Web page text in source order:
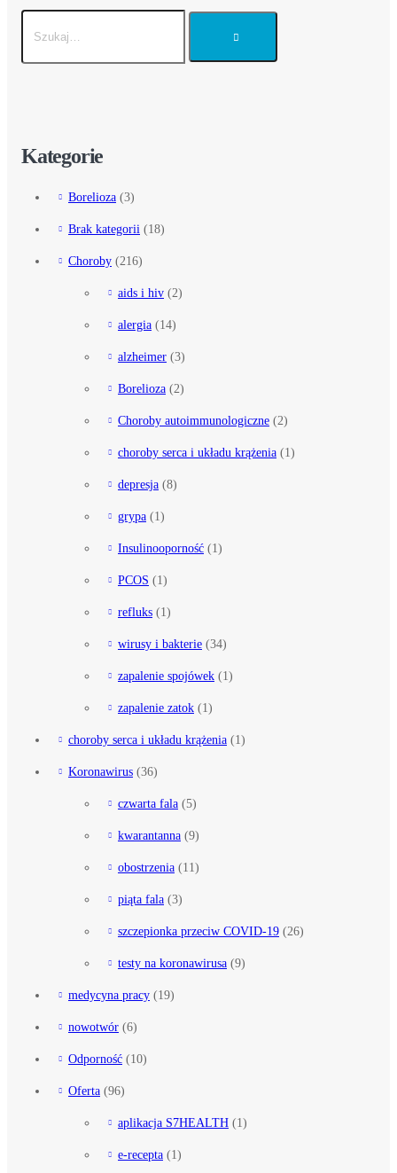
Kategorie
Borelioza (3)
Brak kategorii (18)
Choroby (216)
aids i hiv (2)
alergia (14)
alzheimer (3)
Borelioza (2)
Choroby autoimmunologiczne (2)
choroby serca i układu krążenia (1)
depresja (8)
grypa (1)
Insulinooporność (1)
PCOS (1)
refluks (1)
wirusy i bakterie (34)
zapalenie spojówek (1)
zapalenie zatok (1)
choroby serca i układu krążenia (1)
Koronawirus (36)
czwarta fala (5)
kwarantanna (9)
obostrzenia (11)
piąta fala (3)
szczepionka przeciw COVID-19 (26)
testy na koronawirusa (9)
medycyna pracy (19)
nowotwór (6)
Odporność (10)
Oferta (96)
aplikacja S7HEALTH (1)
e-recepta (1)